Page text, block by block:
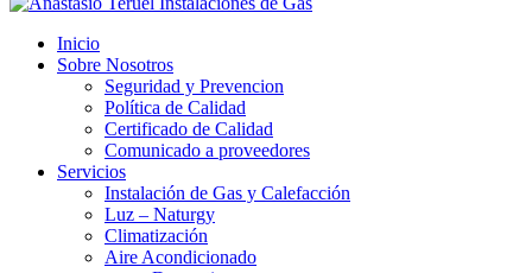
Inicio
Sobre Nosotros
Seguridad y Prevencion
Política de Calidad
Certificado de Calidad
Comunicado a proveedores
Servicios
Instalación de Gas y Calefacción
Luz – Naturgy
Climatización
Aire Acondicionado